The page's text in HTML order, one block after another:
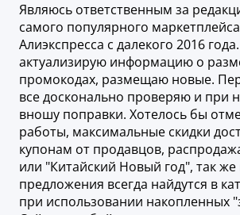
Являюсь ответственным за
самого популярного
Алиэкспресса с далекого 2016
актуализирую информацию о
промокодах, размещаю новые.
все досконально проверяю и при
вношу поправки. Хотелось бы
работы, максимальные скидки
купонам от продавцов,
или "Китайский Новый год", так
предложения всегда найдутся в
при использовании накопленных